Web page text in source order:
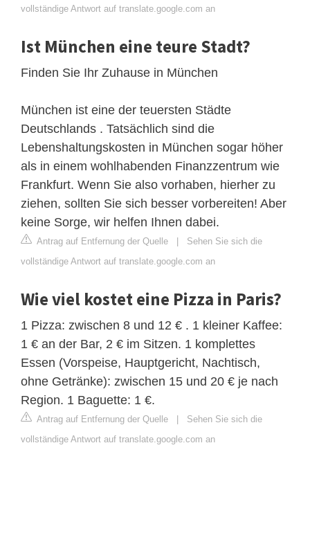
vollständige Antwort auf translate.google.com an
Ist München eine teure Stadt?
Finden Sie Ihr Zuhause in München
München ist eine der teuersten Städte
Deutschlands . Tatsächlich sind die
Lebenshaltungskosten in München sogar höher
als in einem wohlhabenden Finanzzentrum wie
Frankfurt. Wenn Sie also vorhaben, hierher zu
ziehen, sollten Sie sich besser vorbereiten! Aber
keine Sorge, wir helfen Ihnen dabei.
Antrag auf Entfernung der Quelle | Sehen Sie sich die
vollständige Antwort auf translate.google.com an
Wie viel kostet eine Pizza in Paris?
1 Pizza: zwischen 8 und 12 € . 1 kleiner Kaffee:
1 € an der Bar, 2 € im Sitzen. 1 komplettes
Essen (Vorspeise, Hauptgericht, Nachtisch,
ohne Getränke): zwischen 15 und 20 € je nach
Region. 1 Baguette: 1 €.
Antrag auf Entfernung der Quelle | Sehen Sie sich die
vollständige Antwort auf translate.google.com an